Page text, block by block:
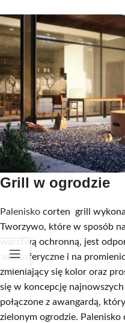
Grill w ogrodzie
Palenisko corten grill
Tworzywo, które w sposób
warstwą ochronną, jest
atmosferyczne i na
zmieniający się kolor oraz
się w koncepcję
połączone z awangardą,
zielonym ogrodzie.